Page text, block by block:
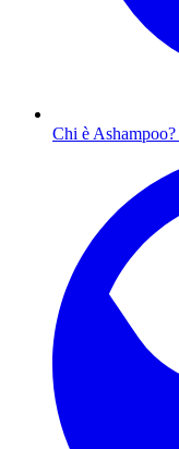
Chi è Ashampoo?